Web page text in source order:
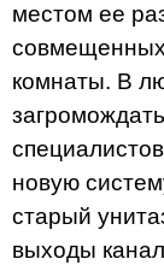
местом ее
совмещенных
комнаты. В
новую
старый
выходы